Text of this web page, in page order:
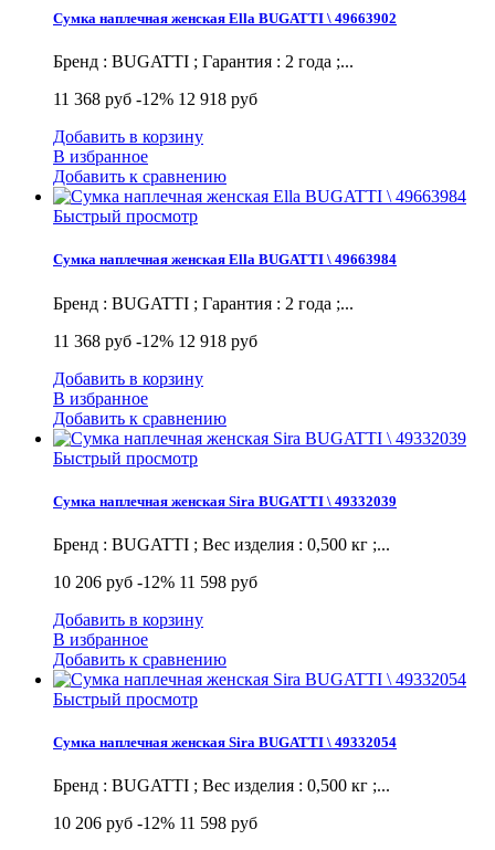
Сумка наплечная женская Ella BUGATTI \ 49663902
Бренд : BUGATTI ; Гарантия : 2 года ;...
11 368 руб -12% 12 918 руб
Добавить в корзину
В избранное
Добавить к сравнению
Быстрый просмотр
Сумка наплечная женская Ella BUGATTI \ 49663984
Бренд : BUGATTI ; Гарантия : 2 года ;...
11 368 руб -12% 12 918 руб
Добавить в корзину
В избранное
Добавить к сравнению
Быстрый просмотр
Сумка наплечная женская Sira BUGATTI \ 49332039
Бренд : BUGATTI ; Вес изделия : 0,500 кг ;...
10 206 руб -12% 11 598 руб
Добавить в корзину
В избранное
Добавить к сравнению
Быстрый просмотр
Сумка наплечная женская Sira BUGATTI \ 49332054
Бренд : BUGATTI ; Вес изделия : 0,500 кг ;...
10 206 руб -12% 11 598 руб